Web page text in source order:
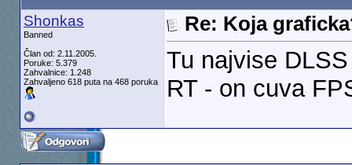
Shonkas
Banned
Član od: 2.11.2005.
Poruke: 5.379
Zahvalnice: 1.248
Zahvaljeno 618 puta na 468 poruka
Re: Koja
Tu najvise
RT - on cuva